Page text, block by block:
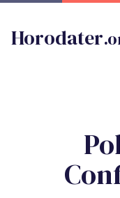
Horodater